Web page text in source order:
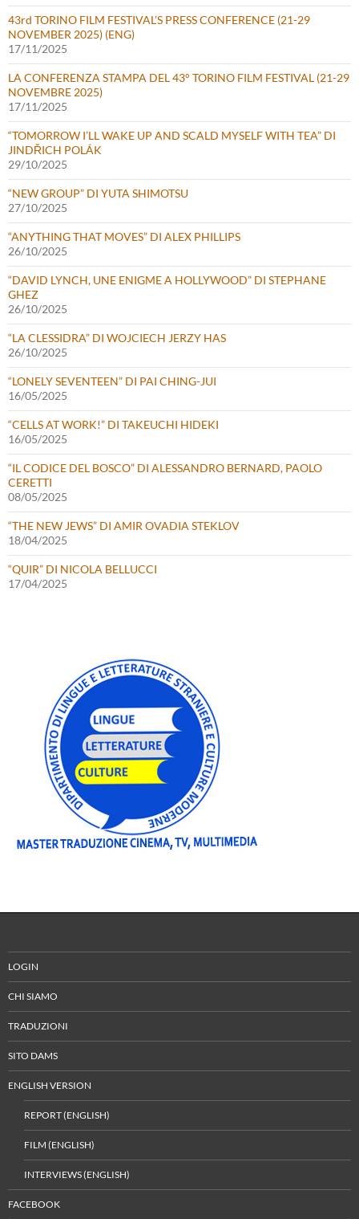
43rd TORINO FILM FESTIVAL’S PRESS CONFERENCE (21-29
NOVEMBER 2025) (ENG)
17/11/2025
LA CONFERENZA STAMPA DEL 43° TORINO FILM FESTIVAL (21-29
NOVEMBRE 2025)
17/11/2025
“TOMORROW I’LL WAKE UP AND SCALD MYSELF WITH TEA” DI
JINDŘICH POLÁK
29/10/2025
“NEW GROUP” DI YUTA SHIMOTSU
27/10/2025
“ANYTHING THAT MOVES” DI ALEX PHILLIPS
26/10/2025
“DAVID LYNCH, UNE ENIGME A HOLLYWOOD” DI STEPHANE
GHEZ
26/10/2025
“LA CLESSIDRA” DI WOJCIECH JERZY HAS
26/10/2025
“LONELY SEVENTEEN” DI PAI CHING-JUI
16/05/2025
“CELLS AT WORK!” DI TAKEUCHI HIDEKI
16/05/2025
“IL CODICE DEL BOSCO” DI ALESSANDRO BERNARD, PAOLO
CERETTI
08/05/2025
“THE NEW JEWS” DI AMIR OVADIA STEKLOV
18/04/2025
“QUIR” DI NICOLA BELLUCCI
17/04/2025
LOGIN
CHI SIAMO
TRADUZIONI
SITO DAMS
ENGLISH VERSION
REPORT (ENGLISH)
FILM (ENGLISH)
INTERVIEWS (ENGLISH)
FACEBOOK